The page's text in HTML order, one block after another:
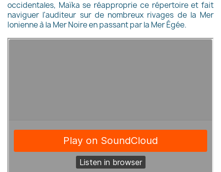
occidentales, Maïka se réapproprie ce répertoire et fait
naviguer l'auditeur sur de nombreux rivages de la Mer
Ionienne à la Mer Noire en passant par la Mer Égée.